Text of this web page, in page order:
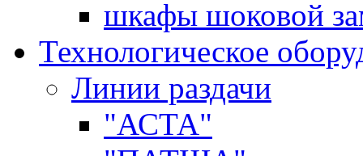
шкафы шоковой
Технологическое
Линии раздачи
"АСТА"